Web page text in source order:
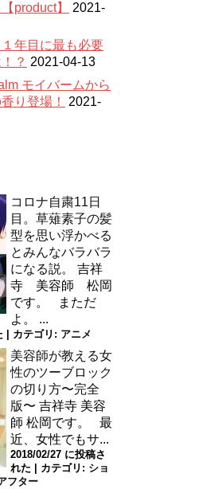
product】
2021-
年目に最も必要
？ 2021-04-13
モイバームから
り登場！
2021-
コロナ自粛11日
目。草薙素子の髪
型を思い浮かべる
とみんなバラバラ
になる説。
吉祥
寺 美容師 松岡
です。 まただ
よ。 ...
カテゴリ: アニメ
美容師が教える女
性のツーブロック
の切り方〜完全
版〜 吉祥寺 美容
師 松岡です。 最
近、女性でもサ...
2018/02/27 に投稿さ
れた
カテゴリ: ショ
フター